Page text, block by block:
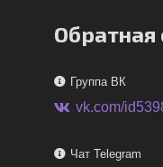
Обратная
Группа ВК
vk.com/
Чат Telegram